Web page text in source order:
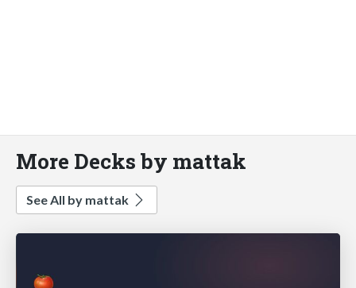
More Decks by mattak
See All by mattak